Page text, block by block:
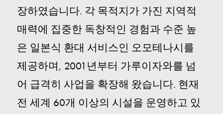
장하였습니다. 각 목적지가 가진 지역적
매력에 집중한 독창적인 경험과 수준 높
은 일본식 환대 서비스인 오모테나시를
제공하며, 2001년부터 가루이자와를 넘
어 급격히 사업을 확장해 왔습니다. 현재
전 세계 60개 이상의 시설을 운영하고 있